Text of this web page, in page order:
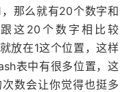
那么就有20个数字和
这20个数字相比较
放在1这个位置，这样
表中有很多位置，这
数会让你觉得也挺多